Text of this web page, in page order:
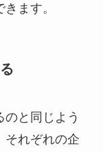
ます。
と同じよう
それぞれの企